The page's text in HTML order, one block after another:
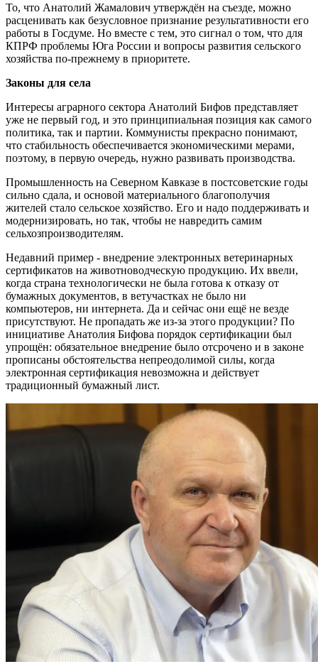
То, что Анатолий Жамалович утверждён на съезде, можно
расценивать как безусловное признание результативности его
работы в Госдуме. Но вместе с тем, это сигнал о том, что для
КПРФ проблемы Юга России и вопросы развития сельского
хозяйства по-прежнему в приоритете.
Законы для села
Интересы аграрного сектора Анатолий Бифов представляет
уже не первый год, и это принципиальная позиция как самого
политика, так и партии. Коммунисты прекрасно понимают,
что стабильность обеспечивается экономическими мерами,
поэтому, в первую очередь, нужно развивать производства.
Промышленность на Северном Кавказе в постсоветские годы
сильно сдала, и основой материального благополучия
жителей стало сельское хозяйство. Его и надо поддерживать и
модернизировать, но так, чтобы не навредить самим
сельхозпроизводителям.
Недавний пример - внедрение электронных ветеринарных
сертификатов на животноводческую продукцию. Их ввели,
когда страна технологически не была готова к отказу от
бумажных документов, в ветучастках не было ни
компьютеров, ни интернета. Да и сейчас они ещё не везде
присутствуют. Не пропадать же из-за этого продукции? По
инициативе Анатолия Бифова порядок сертификации был
упрощён: обязательное внедрение было отсрочено и в законе
прописаны обстоятельства непреодолимой силы, когда
электронная сертификация невозможна и действует
традиционный бумажный лист.